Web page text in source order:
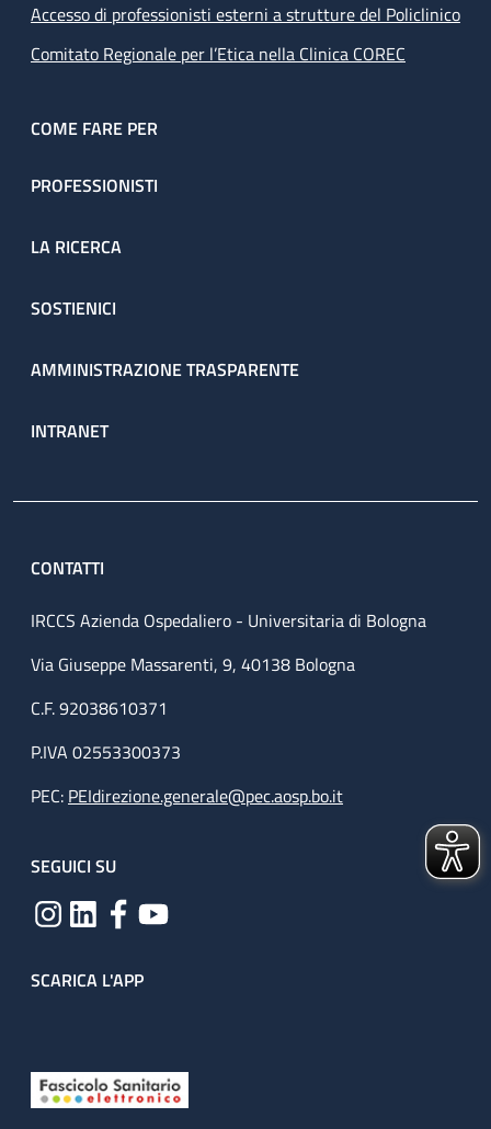
Accesso di professionisti esterni a strutture del Policlinico
Comitato Regionale per l’Etica nella Clinica COREC
COME FARE PER
PROFESSIONISTI
LA RICERCA
SOSTIENICI
AMMINISTRAZIONE TRASPARENTE
INTRANET
CONTATTI
IRCCS Azienda Ospedaliero - Universitaria di Bologna
Via Giuseppe Massarenti, 9, 40138 Bologna
C.F. 92038610371
P.IVA 02553300373
PEC: PEIdirezione.generale@pec.aosp.bo.it
SEGUICI SU
SCARICA L'APP